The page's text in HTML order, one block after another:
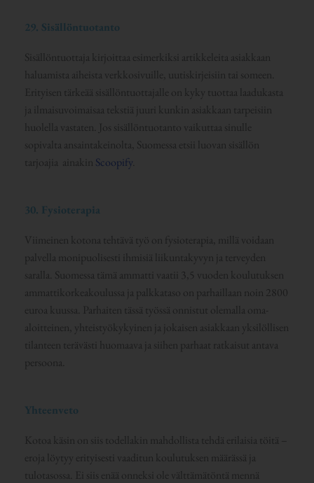
29. Sisällöntuotanto
Sisällöntuottaja kirjoittaa esimerkiksi artikkeleita asiakkaan
haluamista aiheista verkkosivuille, uutiskirjeisiin tai someen.
Erityisen tärkeää sisällöntuottajalle on kyky tuottaa laadukasta
ja ilmaisuvoimaisaa tekstiä juuri kunkin asiakkaan tarpeisiin
huolella vastaten. Jos sisällöntuotanto vaikuttaa sinulle
sopivalta ansaintakeinolta, Suomessa etsii luovan sisällön
tarjoajia ainakin Scoopify.
30. Fysioterapia
Viimeinen kotona tehtävä työ on fysioterapia, millä voidaan
palvella monipuolisesti ihmisiä liikuntakyvyn ja terveyden
saralla. Suomessa tämä ammatti vaatii 3,5 vuoden koulutuksen
ammattikorkeakoulussa ja palkkataso on parhaillaan noin 2800
euroa kuussa. Parhaiten tässä työssä onnistut olemalla oma-
aloitteinen, yhteistyökykyinen ja jokaisen asiakkaan yksilöllisen
tilanteen terävästi huomaava ja siihen parhaat ratkaisut antava
persoona.
Yhteenveto
Kotoa käsin on siis todellakin mahdollista tehdä erilaisia töitä –
eroja löytyy erityisesti vaaditun koulutuksen määrässä ja
tulotasossa. Ei siis enää onneksi ole välttämätöntä mennä